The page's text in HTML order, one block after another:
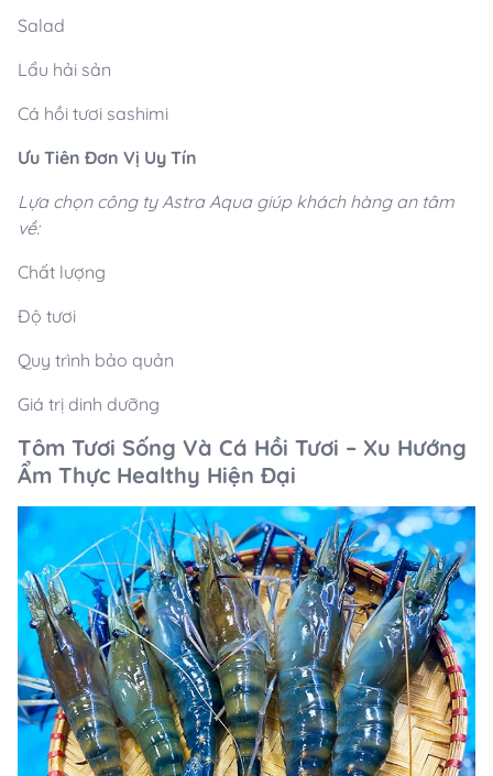
Salad
Lẩu hải sản
Cá hồi tươi sashimi
Ưu Tiên Đơn Vị Uy Tín
Lựa chọn công ty Astra Aqua giúp khách hàng an tâm
về:
Chất lượng
Độ tươi
Quy trình bảo quản
Giá trị dinh dưỡng
Tôm Tươi Sống Và Cá Hồi Tươi – Xu Hướng
Ẩm Thực Healthy Hiện Đại